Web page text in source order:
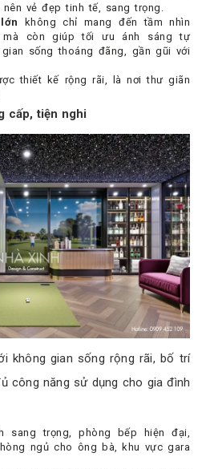
vẻ đẹp tinh tế, sang trọng.
không chỉ mang đến tầm nhìn
mà còn giúp tối ưu ánh sáng tự
sống thoáng đãng, gần gũi với
thiết kế rộng rãi, là nơi thư giãn
cấp, tiện nghi
không gian sống rộng rãi, bố trí
công năng sử dụng cho gia đình
sang trọng, phòng bếp hiện đại,
ngủ cho ông bà, khu vực gara